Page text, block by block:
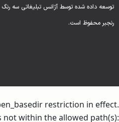
توسعه داده شده توسط آژانس تبلیغاتی سه
رنجبر محفوظ است.
restriction in effect.
not within the allowed path(s):